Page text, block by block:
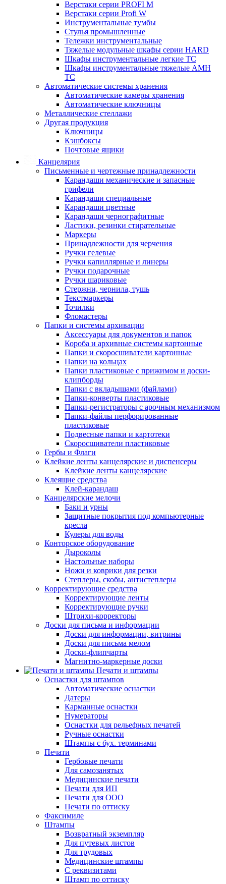
Верстаки серии PROFI M
Верстаки серии Profi W
Инструментальные тумбы
Стулья промышленные
Тележки инструментальные
Тяжелые модульные шкафы серии HARD
Шкафы инструментальные легкие ТС
Шкафы инструментальные тяжелые AMH
TC
Автоматические системы хранения
Автоматические камеры хранения
Автоматические ключницы
Металлические стеллажи
Другая продукция
Ключницы
Кэшбоксы
Почтовые ящики
Канцелярия
Письменные и чертежные принадлежности
Карандаши механические и запасные
грифели
Карандаши специальные
Карандаши цветные
Карандаши чернографитные
Ластики, резинки стирательные
Маркеры
Принадлежности для черчения
Ручки гелевые
Ручки капиллярные и линеры
Ручки подарочные
Ручки шариковые
Стержни, чернила, тушь
Текстмаркеры
Точилки
Фломастеры
Папки и системы архивации
Аксессуары для документов и папок
Короба и архивные системы картонные
Папки и скоросшиватели картонные
Папки на кольцах
Папки пластиковые с прижимом и доски-
клипборды
Папки с вкладышами (файлами)
Папки-конверты пластиковые
Папки-регистраторы с арочным механизмом
Папки-файлы перфорированные
пластиковые
Подвесные папки и картотеки
Скоросшиватели пластиковые
Гербы и Флаги
Клейкие ленты канцелярские и диспенсеры
Клейкие ленты канцелярские
Клеящие средства
Клей-карандаш
Канцелярские мелочи
Баки и урны
Защитные покрытия под компьютерные
кресла
Кулеры для воды
Конторское оборудование
Дыроколы
Настольные наборы
Ножи и коврики для резки
Степлеры, скобы, антистеплеры
Корректирующие средства
Корректирующие ленты
Корректирующие ручки
Штрихи-корректоры
Доски для письма и информации
Доски для информации, витрины
Доски для письма мелом
Доски-флипчарты
Магнитно-маркерные доски
Печати и штампы
Оснастки для штампов
Автоматические оснастки
Датеры
Карманные оснастки
Нумераторы
Оснастки для рельефных печатей
Ручные оснастки
Штампы с бух. терминами
Печати
Гербовые печати
Для самозанятых
Медицинские печати
Печати для ИП
Печати для ООО
Печати по оттиску
Факсимиле
Штампы
Возвратный экземпляр
Для путевых листов
Для трудовых
Медицинские штампы
С реквизитами
Штамп по оттиску